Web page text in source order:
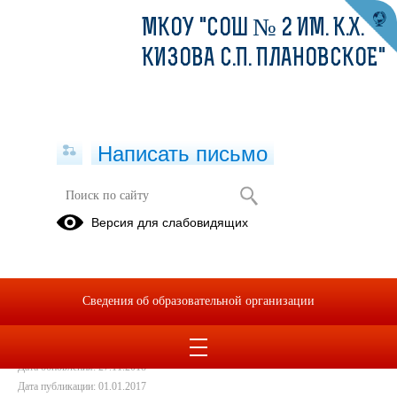
Обучающимся
ПАМЯТКА.bmp(скачать)
Дата обновления: 27.11.2018
Дата публикации: 01.01.2017
МКОУ "СОШ № 2 ИМ. К.Х.
КИЗОВА С.П. ПЛАНОВСКОЕ"
Написать письмо
Версия для слабовидящих
Сведения об образовательной организации